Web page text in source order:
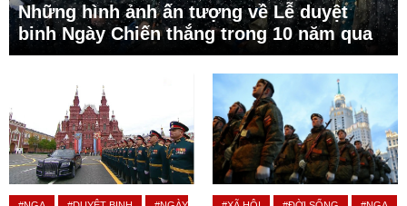
Những hình ảnh ấn tượng về Lễ duyệt
binh Ngày Chiến thắng trong 10 năm qua